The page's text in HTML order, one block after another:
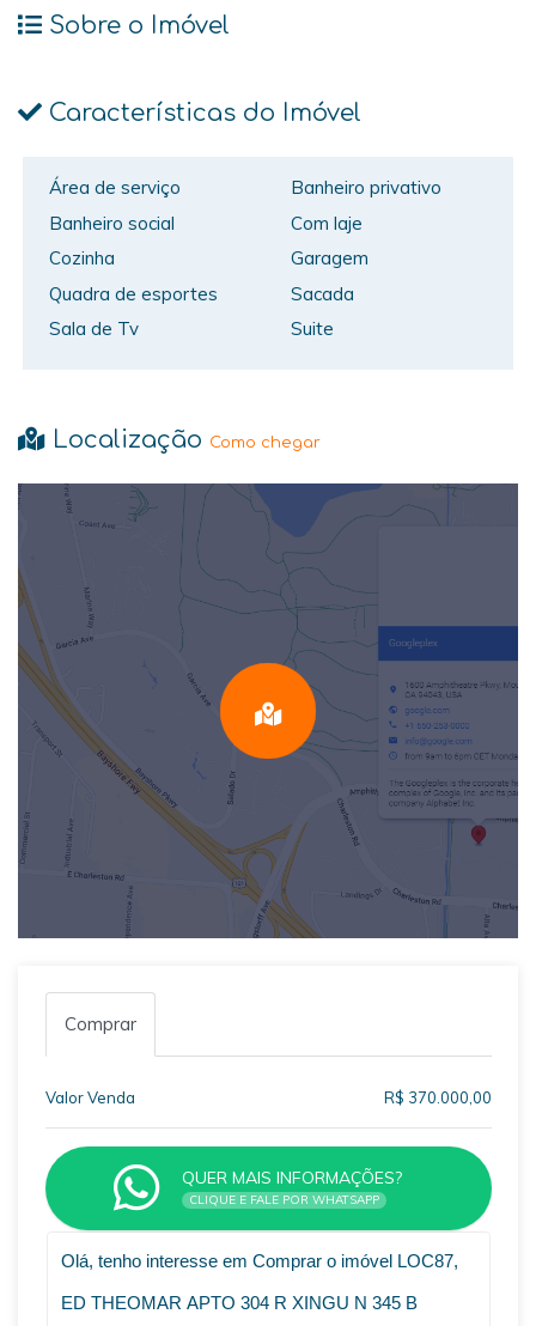
Sobre o Imóvel
Características do Imóvel
Área de serviço
Banheiro privativo
Banheiro social
Com laje
Cozinha
Garagem
Quadra de esportes
Sacada
Sala de Tv
Suite
Localização Como chegar
Comprar
Valor Venda R$ 370.000,00
QUER MAIS INFORMAÇÕES?
CLIQUE E FALE POR WHATSAPP
VOLTAR